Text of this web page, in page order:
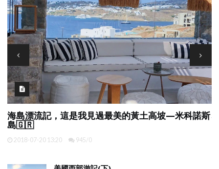
心中的大漠孤煙高原湖泊金色胡楊林__大西北漫游記
第二站黃河九曲第一灣(2018.9)
2018-09-25 21:48 195/2